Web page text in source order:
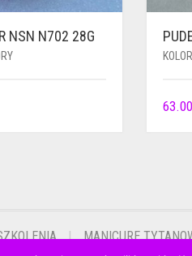
NSN N702 28G
63.00
MANICURE